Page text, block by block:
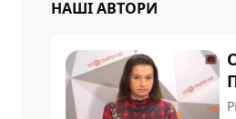
НАШІ АВТОРИ